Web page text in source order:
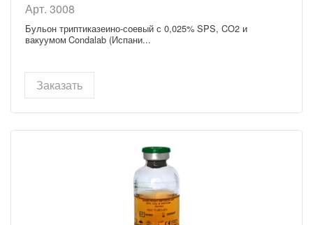
Арт. 3008
Бульон триптиказеино-соевый с 0,025% SPS, CO2 и
вакуумом Condalab (Испани...
Заказать